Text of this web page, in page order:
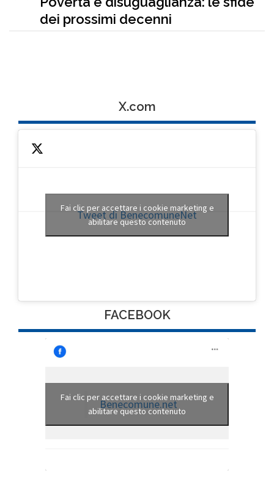
dei prossimi decenni
X.com
Tweet di BenecomuneNet
Fai clic per accettare i cookie marketing e
abilitare questo contenuto
FACEBOOK
Benecomune.net
Fai clic per accettare i cookie marketing e
abilitare questo contenuto